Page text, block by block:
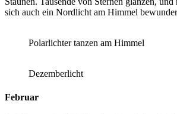
sich auch ein Nordlicht am Himmel
Polarlichter tanzen am Himmel
Dezemberlicht
Februar